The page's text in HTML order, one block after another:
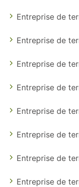
Entreprise de
Entreprise de
Entreprise de
Entreprise de
Entreprise de
Entreprise de
Entreprise de
Entreprise de